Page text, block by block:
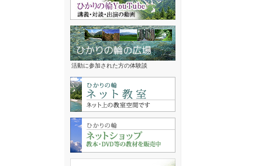
活動に参加された方の体験談